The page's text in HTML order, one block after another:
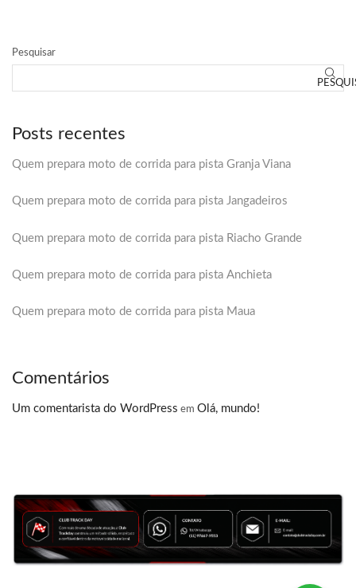
Pesquisar
Posts recentes
Quem prepara moto de corrida para pista Granja Viana
Quem prepara moto de corrida para pista Jangadeiros
Quem prepara moto de corrida para pista Riacho Grande
Quem prepara moto de corrida para pista Anchieta
Quem prepara moto de corrida para pista Maua
Comentários
Um comentarista do WordPress em Olá, mundo!